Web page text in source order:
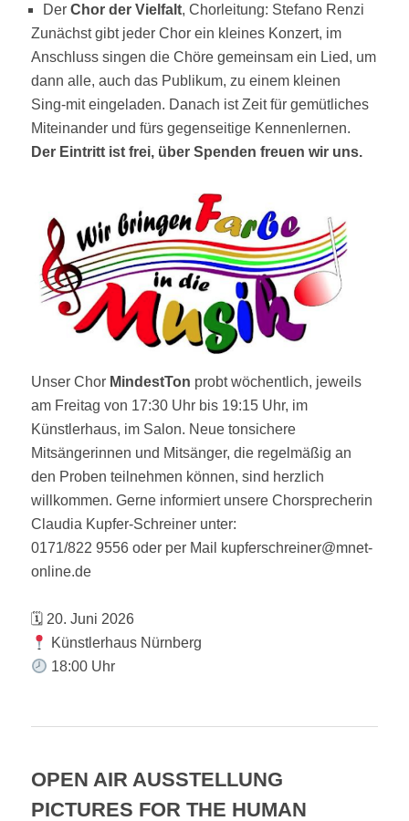
DerChor der Vielfalt, Chorleitung: Stefano Renzi
Zunächst gibt jeder Chor ein kleines Konzert, im
Anschluss singen die Chöre gemeinsam ein Lied, um
dann alle, auch das Publikum, zu einem kleinen
Sing-mit eingeladen. Danach ist Zeit für gemütliches
Miteinander und fürs gegenseitige Kennenlernen.
Der Eintritt ist frei, über Spenden freuen wir uns.
Unser Chor MindestTon probt wöchentlich, jeweils
am Freitag von 17:30 Uhr bis 19:15 Uhr, im
Künstlerhaus, im Salon. Neue tonsichere
Mitsängerinnen und Mitsänger, die regelmäßig an
den Proben teilnehmen können, sind herzlich
willkommen. Gerne informiert unsere Chorsprecherin
Claudia Kupfer-Schreiner unter:
0171/822 9556 oder per Mail kupferschreiner@mnet-
online.de
🗓 20. Juni 2026
Künstlerhaus Nürnberg
18:00 Uhr
OPEN AIR AUSSTELLUNG
PICTURES FOR THE HUMAN